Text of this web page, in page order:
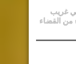
غريب
من القضاء